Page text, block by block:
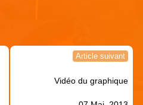
Article suivant
Vidéo du graphique